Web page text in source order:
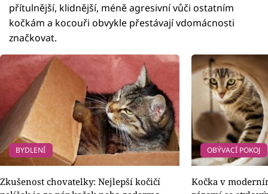
přítulnější, klidnější, méně agresivní vůči ostatním
kočkám a kocouři obvykle přestávají vdomácnosti
značkovat.
BYDLENÍ
Zkušenost chovatelky: Nejlepší kočičí
OBÝVACÍ POKOJ
Kočka v